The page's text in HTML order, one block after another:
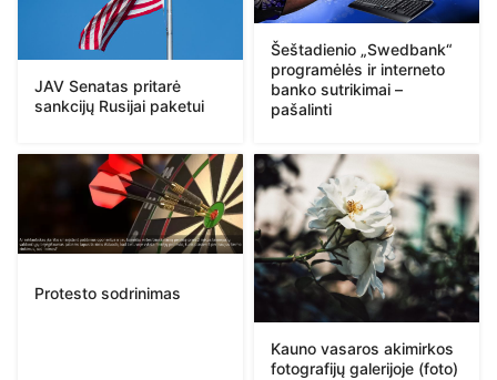
JAV Senatas pritarė
sankcijų Rusijai paketui
Šeštadienio „Swedbank“
programėlės ir interneto
banko sutrikimai –
pašalinti
Protesto sodrinimas
Kauno vasaros akimirkos
fotografijų galerijoje (foto)